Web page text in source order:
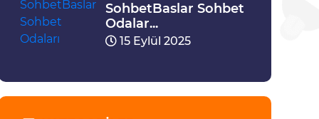
SohbetBaslar Sohbet
Odalar...
15 Eylül 2025